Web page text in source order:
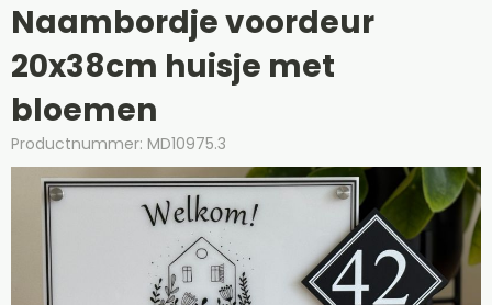
Naambordje voordeur
20x38cm huisje met
bloemen
Productnummer: MD10975.3